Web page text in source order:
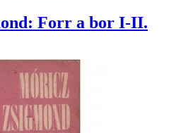
Forr a bor I-II.